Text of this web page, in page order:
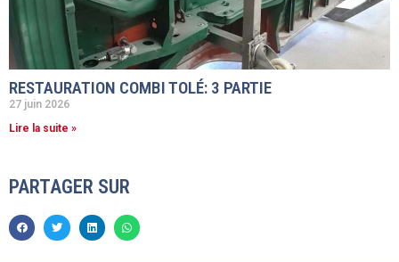
RESTAURATION COMBI TOLÉ: 3 PARTIE
27 juin 2026
Lire la suite »
PARTAGER SUR